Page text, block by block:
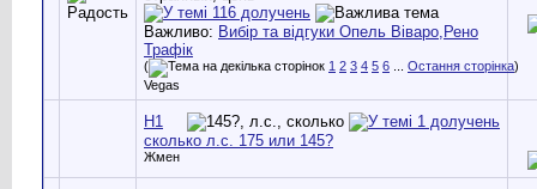
Важливо: Вибір та відгуки Опель Віваро,Рено
Трафік
( 1 2 3 4 5 6 Остання сторінка)
Vegas
Н1
сколько л.с. 175 или 145?
Жмен